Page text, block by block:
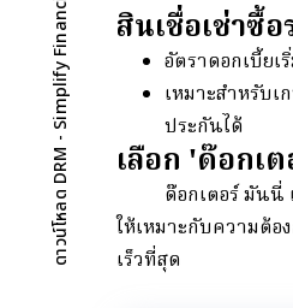
ดาวน์โหลด DRM - Simplify Financial สินเชื่อเช่าซื้
อัตราดอกเบี้ยเ
เหมาะสำหรับ
ประกันได้
เลือก 'ด๊อกเ
ด๊อกเตอร์ มันนี่ เ
ให้เหมาะกับความต้
เร็วที่สุด